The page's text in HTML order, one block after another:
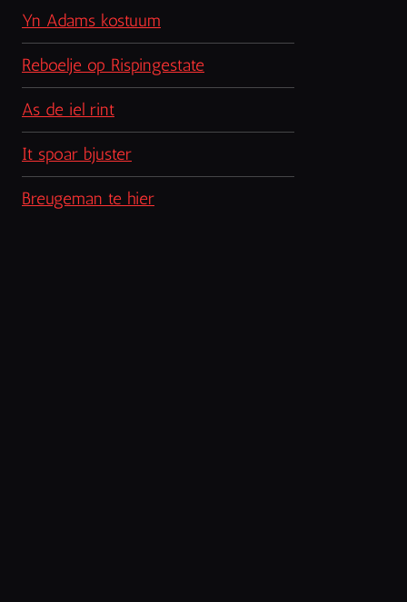
Yn Adams kostuum
Reboelje op Rispingestate
As de iel rint
It spoar bjuster
Breugeman te hier